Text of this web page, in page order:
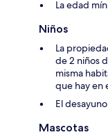
La edad
Niños
La
de 2 niños
misma
que hay en
El
Mascotas